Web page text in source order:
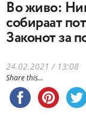
Во живо:
собираат
Законот за
24.02.2021 / 13:08
Share this...